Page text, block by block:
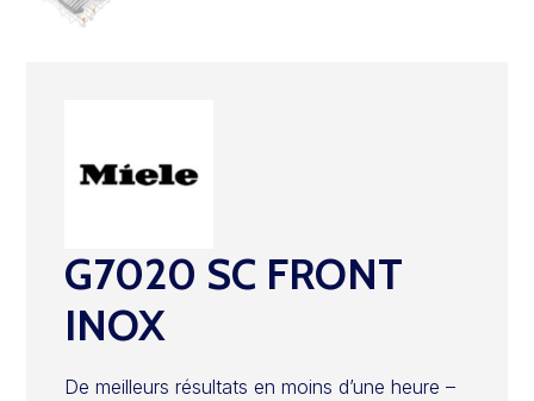
G7020 SC FRONT
INOX
De meilleurs résultats en moins d’une heure –